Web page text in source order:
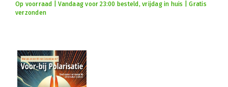
Op voorraad | Vandaag voor 23:00 besteld, vrijdag in huis | Gratis
verzonden